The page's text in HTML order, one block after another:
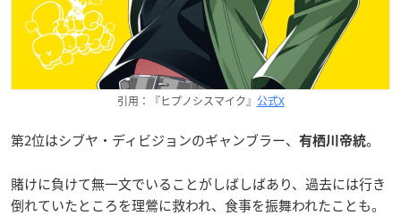
引用：『ヒプノシスマイク』 公式X
第2位はシブヤ・ディビジョンのギャンブラー、 有栖川帝統。
賭けに負けて無一文でいることがしばしばあり、過去には行き
倒れていたところを理鶯に救われ、食事を振舞われたことも。